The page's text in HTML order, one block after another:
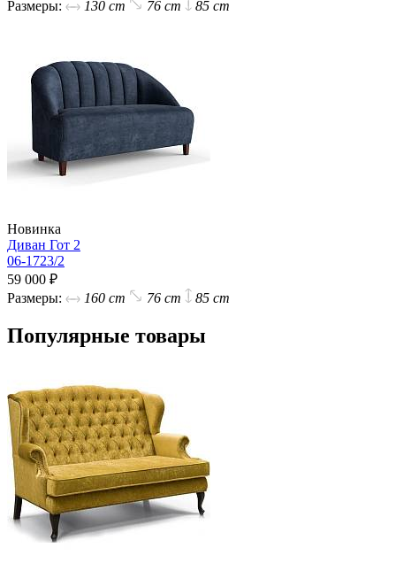
Размеры: 130 cm 76 cm 85 cm
Новинка
Диван Гот 2
06-1723/2
59 000 ₽
Размеры:
160 cm 76 cm 85 cm
Популярные товары